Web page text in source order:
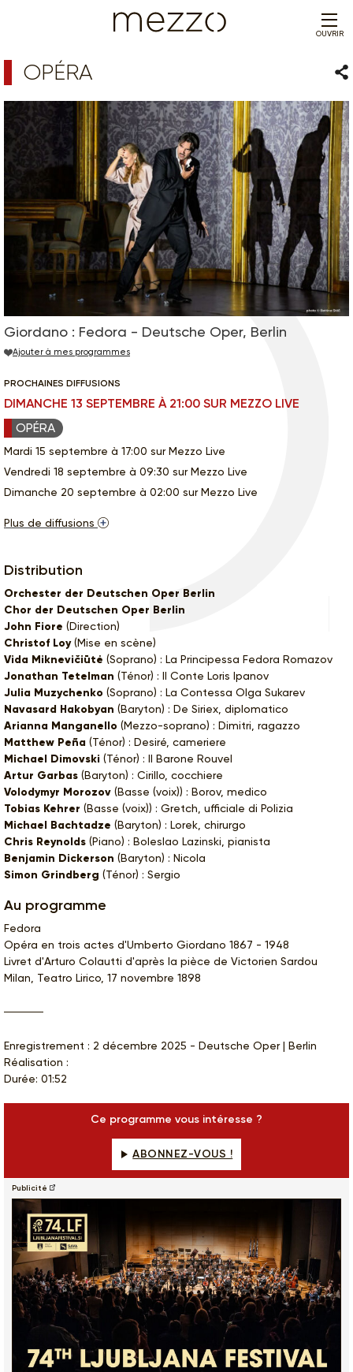
OUVRIR
OPÉRA
Giordano : Fedora - Deutsche Oper, Berlin
Ajouter à mes programmes
PROCHAINES DIFFUSIONS
DIMANCHE 13 SEPTEMBRE À 21:00 SUR MEZZO LIVE
OPÉRA
Mardi 15 septembre à 17:00 sur Mezzo Live
Vendredi 18 septembre à 09:30 sur Mezzo Live
Dimanche 20 septembre à 02:00 sur Mezzo Live
Plus de diffusions
Distribution
Orchester der Deutschen Oper Berlin
Chor der Deutschen Oper Berlin
John Fiore (Direction)
Christof Loy(Mise en scène)
Vida Miknevičiūtė (Soprano) : La Principessa Fedora Romazov
Jonathan Tetelman (Ténor) : Il Conte Loris Ipanov
Julia Muzychenko (Soprano) : La Contessa Olga Sukarev
Navasard Hakobyan (Baryton) : De Siriex, diplomatico
Arianna Manganello (Mezzo-soprano) : Dimitri, ragazzo
Matthew Peña (Ténor) : Desiré, cameriere
Michael Dimovski (Ténor) : Il Barone Rouvel
Artur Garbas (Baryton) : Cirillo, cocchiere
Volodymyr Morozov (Basse (voix)) : Borov, medico
Tobias Kehrer (Basse (voix)) : Gretch, ufficiale di Polizia
Michael Bachtadze (Baryton) : Lorek, chirurgo
Chris Reynolds (Piano) : Boleslao Lazinski, pianista
Benjamin Dickerson (Baryton) : Nicola
Simon Grindberg (Ténor) : Sergio
Au programme
Fedora
Opéra en trois actes d'Umberto Giordano 1867 - 1948
Livret d'Arturo Colautti d'après la pièce de Victorien Sardou
Milan, Teatro Lirico, 17 novembre 1898
Enregistrement : 2 décembre 2025 - Deutsche Oper | Berlin
Réalisation :
Durée: 01:52
Ce programme vous intéresse ?
ABONNEZ-VOUS !
Publicité